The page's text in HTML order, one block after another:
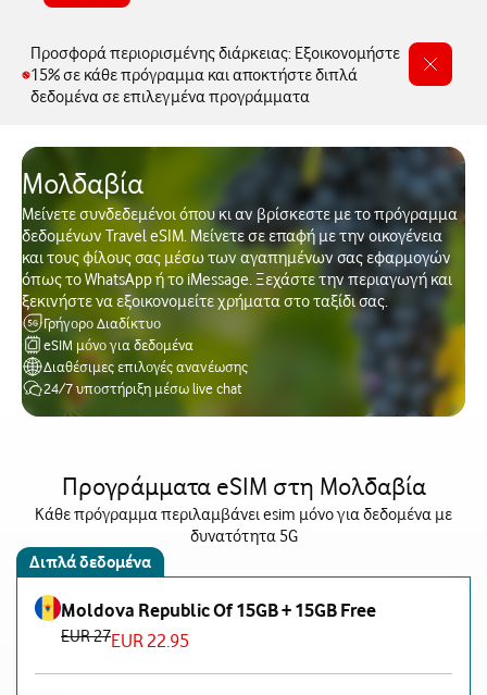
Προσφορά περιορισμένης διάρκειας: Εξοικονομήστε
15% σε κάθε πρόγραμμα και αποκτήστε διπλά
δεδομένα σε επιλεγμένα προγράμματα
Μολδαβία
Μείνετε συνδεδεμένοι όπου κι αν βρίσκεστε με το πρόγραμμα
δεδομένων Travel eSIM. Μείνετε σε επαφή με την οικογένεια
και τους φίλους σας μέσω των αγαπημένων σας εφαρμογών
όπως το WhatsApp ή το iMessage. Ξεχάστε την περιαγωγή και
ξεκινήστε να εξοικονομείτε χρήματα στο ταξίδι σας.
Γρήγορο Διαδίκτυο
eSIM μόνο για δεδομένα
Διαθέσιμες επιλογές ανανέωσης
24/7 υποστήριξη μέσω live chat
Προγράμματα eSIM στη Μολδαβία
Κάθε πρόγραμμα περιλαμβάνει esim μόνο για δεδομένα με
δυνατότητα 5G
Διπλά δεδομένα
Moldova Republic Of 15GB + 15GB Free
EUR 27EUR 22.95